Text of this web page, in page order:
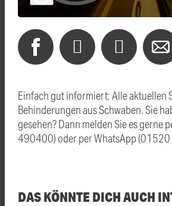
Einfach gut informiert: Alle aktuellen
Behinderungen aus Schwaben. Sie
gesehen? Dann melden Sie es gerne
490400) oder per WhatsApp
DAS KÖNNTE DICH AUCH